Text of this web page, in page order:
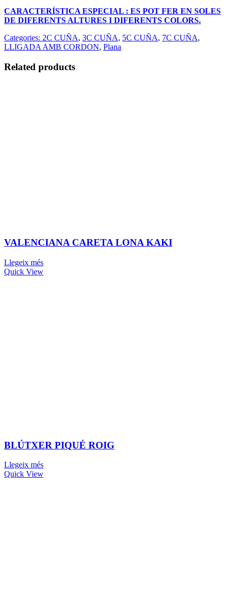
CARACTERÍSTICA ESPECIAL : ES POT FER EN SOLES
DE DIFERENTS ALTURES I DIFERENTS COLORS.
Categories: 2C CUÑA, 3C CUÑA, 5C CUÑA, 7C CUÑA,
LLIGADA AMB CORDON, Plana
Related products
VALENCIANA CARETA LONA KAKI
Llegeix més
Quick View
BLÚTXER PIQUÉ ROIG
Llegeix més
Quick View